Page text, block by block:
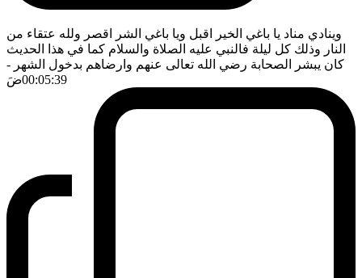
وينادي مناد يا باغي الخير اقبل ويا باغي الشر اقصر ولله عتقاء من
النار وذلك كل ليلة فالنبي عليه الصلاة والسلام كما في هذا الحديث
كان يبشر الصحابة رضي الله تعالى عنهم وارضاهم بدخول الشهر -
00:05:39ضَ